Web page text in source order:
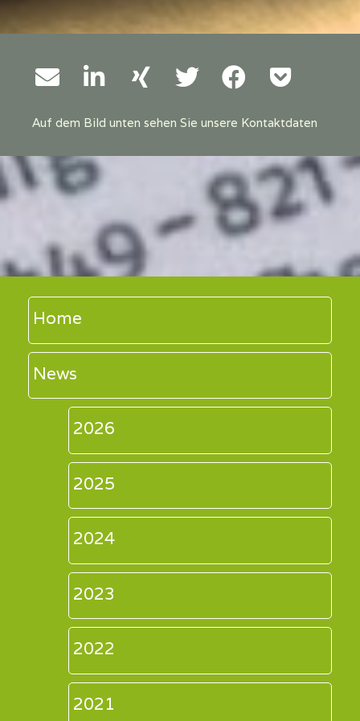
Auf dem Bild unten sehen Sie unsere Kontaktdaten
Home
News
2026
2025
2024
2023
2022
2021